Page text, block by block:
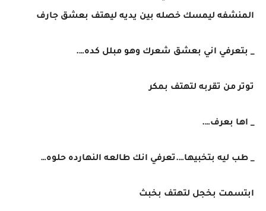
المنشفه ليمسك خصله بين يديه ليهتف بعشق جارف
_ بتعرفي اني بعشق شعرك وهو مبلل كده….
توتر من تقربه لتهتف بمكر
_ اها بعرف….
_ طب ليه بتخبيها….تعرفي انك طالعه النهارده حلوه…
ابتسمت بخجل لتهتف بخبث